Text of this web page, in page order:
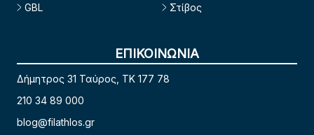
GBL
Στίβος
ΕΠΙΚΟΙΝΩΝΙΑ
Δήμητρος 31 Ταύρος, TK 177 78
210 34 89 000
blog@filathlos.gr